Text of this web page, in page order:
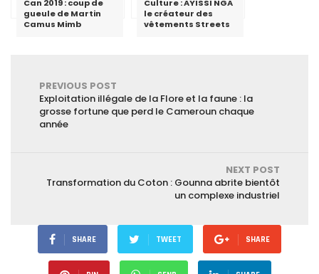
Can 2019 : coup de
gueule de Martin
Camus Mimb
Culture : AYISSI NGA
le créateur des
vêtements Streets
PREVIOUS POST
Exploitation illégale de la Flore et la faune : la
grosse fortune que perd le Cameroun chaque
année
NEXT POST
Transformation du Coton : Gounna abrite bientôt
un complexe industriel
SHARE TWEET SHARE